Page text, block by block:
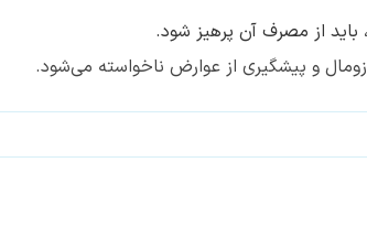
از مصرف آن پرهیز شود.
و پیشگیری از عوارض ناخواسته می‌شود.